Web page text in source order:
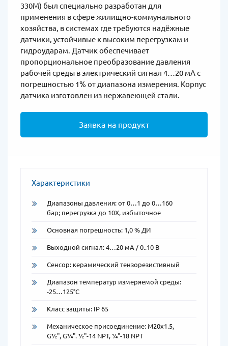
330М) был специально разработан для
применения в сфере жилищно-коммунального
хозяйства, в системах где требуются надёжные
датчики, устойчивые к высоким перегрузкам и
гидроударам. Датчик обеспечивает
пропорциональное преобразование давления
рабочей среды в электрический сигнал 4…20 мА с
погрешностью 1% от диапазона измерения. Корпус
датчика изготовлен из нержавеющей стали.
Заявка на продукт
Характеристики
Диапазоны давления: от 0…1 до 0…160
бар; перегрузка до 10Х, избыточное
Основная погрешность: 1,0 % ДИ
Выходной сигнал: 4…20 мA / 0..10 В
Сенсор: керамический тензорезистивный
Диапазон температур измеряемой среды:
-25…125°C
Класс защиты: IP 65
Механическое присоединение: M20x1.5,
G½", G¼". ½"-14 NPT, ¼"-18 NPT